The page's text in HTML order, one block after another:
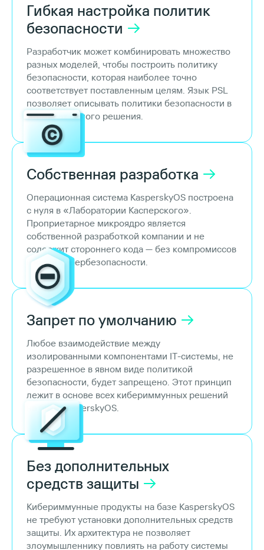
Гибкая настройка политик
безопасности
Разработчик может комбинировать множество
разных моделей, чтобы построить политику
безопасности, которая наиболее точно
соответствует поставленным целям. Язык PSL
позволяет описывать политики безопасности в
терминах самого решения.
Собственная разработка
Операционная система KasperskyOS построена
с нуля в «Лаборатории Касперского».
Проприетарное микроядро является
собственной разработкой компании и не
содержит стороннего кода — без компромиссов
в части кибербезопасности.
Запрет поумолчанию
Любое взаимодействие между
изолированными компонентами IT-системы, не
разрешенное в явном виде политикой
безопасности, будет запрещено. Этот принцип
лежит в основе всех кибериммунных решений
на базе KasperskyOS.
Без дополнительных
средствзащиты
Кибериммунные продукты на базе KasperskyOS
не требуют установки дополнительных средств
защиты. Их архитектура не позволяет
злоумышленнику повлиять на работу системы